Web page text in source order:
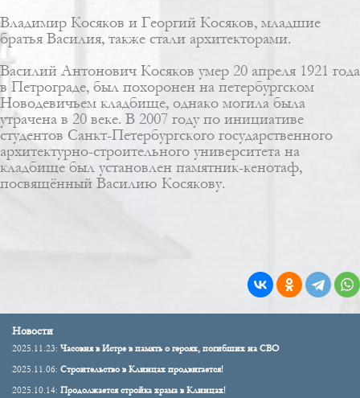
Владимир Косяков и Георгий Косяков, младшие
братья Василия, также стали архитекторами.
Василий Антонович Косяков умер 20 апреля 1921 года
в Петрограде, был похоронен на петербургском
Новодевичьем кладбище, однако могила была
утрачена в 20 веке. В 2007 году по инициативе
студентов Санкт-Петербургского государственного
архитектурно-строительного университета на
кладбище был установлен памятник-кенотаф,
посвящённый Василию Косякову.
Новости
2025.11.23: Часовня в Истре в память о героях, погибших на СВО
2025.11.06: Строительство в Клинцах продвигается!
2025.10.14: Продолжается стройка храма в Клинцах!